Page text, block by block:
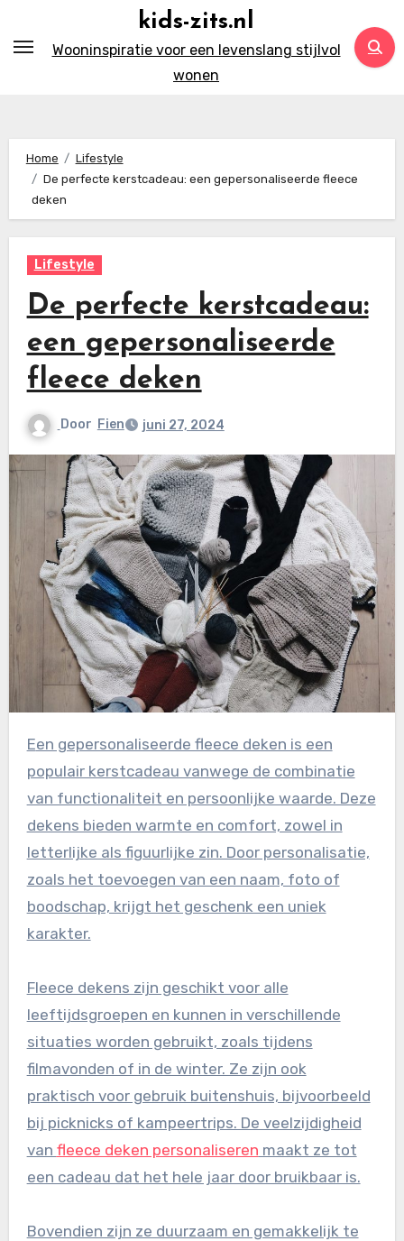
naar
kids-zits.nl
Wooninspiratie voor een levenslang stijlvol
wonen
Home
Lifestyle
De perfecte kerstcadeau: een gepersonaliseerde fleece
deken
Lifestyle
De perfecte kerstcadeau:
een gepersonaliseerde
fleece deken
Door Fien juni 27, 2024
Een gepersonaliseerde fleece deken is een
populair kerstcadeau vanwege de combinatie
van functionaliteit en persoonlijke waarde. Deze
dekens bieden warmte en comfort, zowel in
letterlijke als figuurlijke zin. Door personalisatie,
zoals het toevoegen van een naam, foto of
boodschap, krijgt het geschenk een uniek
karakter.
Fleece dekens zijn geschikt voor alle
leeftijdsgroepen en kunnen in verschillende
situaties worden gebruikt, zoals tijdens
filmavonden of in de winter. Ze zijn ook
praktisch voor gebruik buitenshuis, bijvoorbeeld
bij picknicks of kampeertrips. De veelzijdigheid
van fleece deken personaliseren maakt ze tot
een cadeau dat het hele jaar door bruikbaar is.
Bovendien zijn ze duurzaam en gemakkelijk te